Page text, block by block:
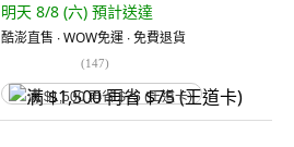
明天 8/8 (六) 預計送達
酷澎直售 ∙ WOW免運 ∙ 免費退貨
(147)
满 $1,500 再省 $75 (王道卡)